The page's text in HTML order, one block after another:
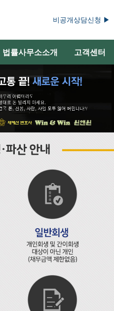
비공개상담신청 ▶
법률사무소소개 고객센터